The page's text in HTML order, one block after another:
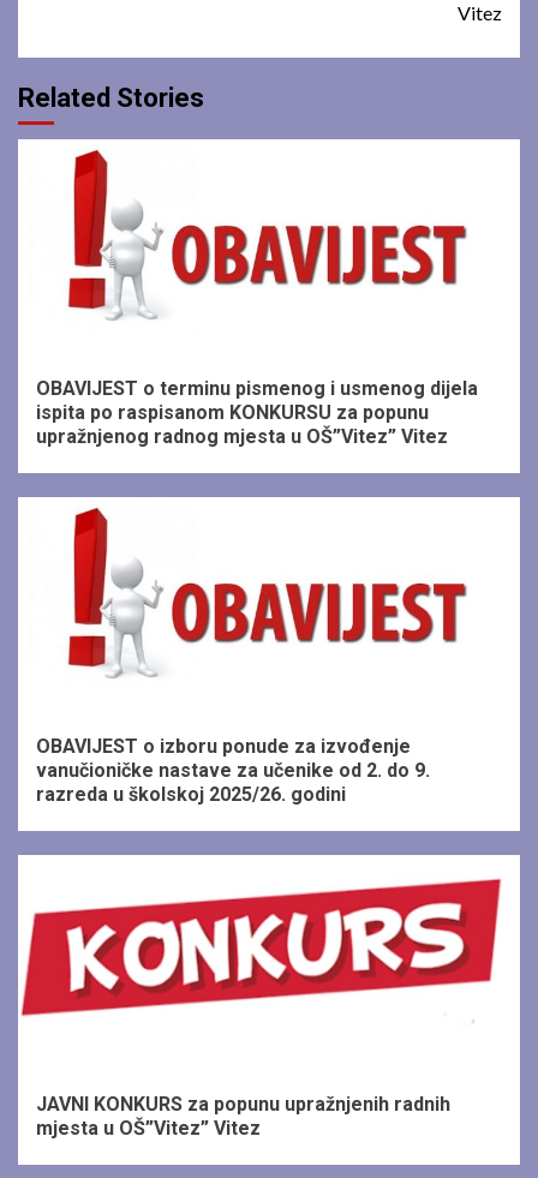
Vitez
Related Stories
OBAVIJEST o terminu pismenog i usmenog dijela
ispita po raspisanom KONKURSU za popunu
upražnjenog radnog mjesta u OŠ”Vitez” Vitez
OBAVIJEST o izboru ponude za izvođenje
vanučioničke nastave za učenike od 2. do 9.
razreda u školskoj 2025/26. godini
JAVNI KONKURS za popunu upražnjenih radnih
mjesta u OŠ”Vitez” Vitez